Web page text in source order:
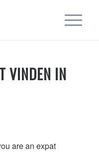
VINDEN IN